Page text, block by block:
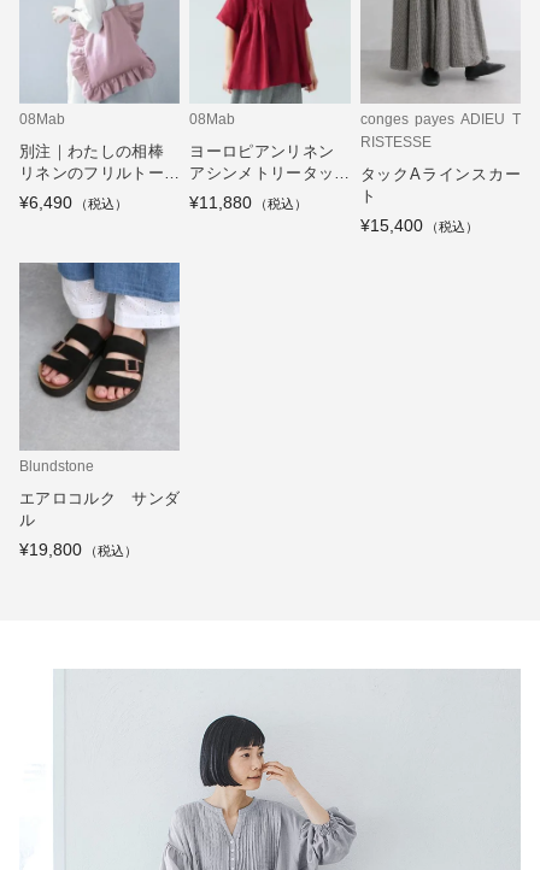
08Mab
別注｜わたしの相棒
リネンのフリルトート
バッグ
¥6,490
08Mab
ヨーロピアンリネン
アシンメトリータック
デザインプルオーバー
¥11,880
conges payes ADIEU T
RISTESSE
タックAラインスカー
ト
¥15,400
Blundstone
エアロコルク サンダ
ル
¥19,800